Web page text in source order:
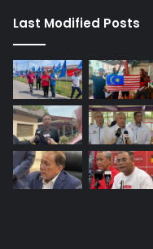
i
d
a
G
u
n
a
s
e
Last Modified Posts